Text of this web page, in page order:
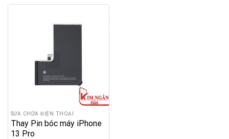
SỬA CHỮA ĐIỆN THOẠI
Thay Pin bóc máy iPhone
13 Pro